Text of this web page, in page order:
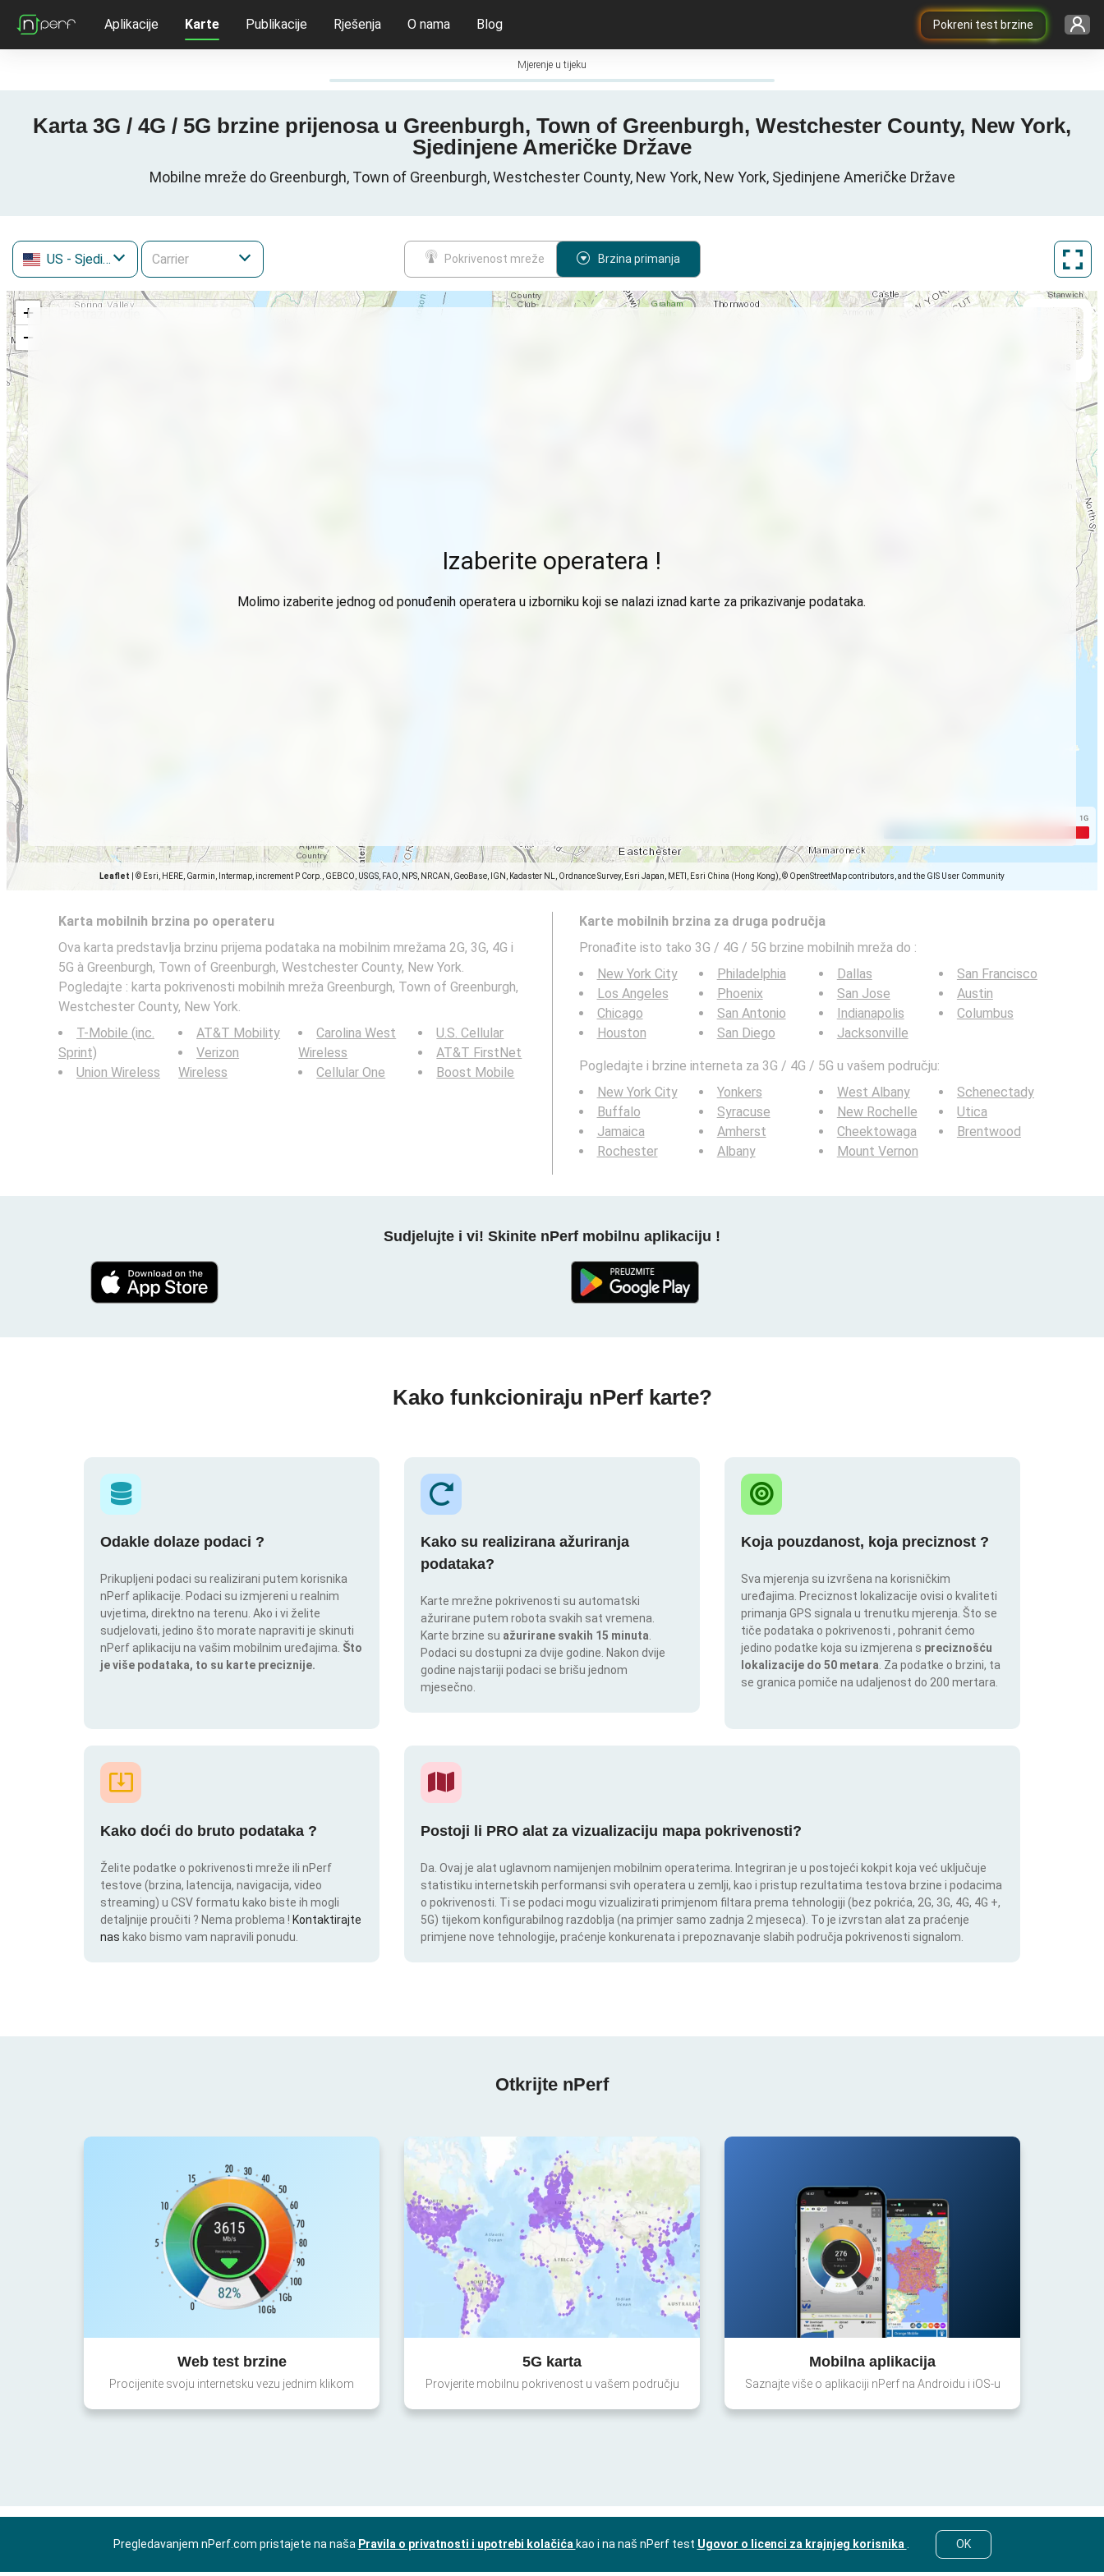
Pokreni test brzine
Aplikacije Karte Publikacije Rješenja O nama Blog
Mjerenje u tijeku
Karta 3G / 4G / 5G brzine prijenosa u Greenburgh, Town of Greenburgh, Westchester County, New York,
Sjedinjene Američke Države
Mobilne mreže do Greenburgh, Town of Greenburgh, Westchester County, New York, New York, Sjedinjene Američke Države
US - Sjedinjene Američke Države Pokrivenost mreže Brzina primanja
+
−
Leaflet © Esri, HERE, Garmin, Intermap, increment P Corp., GEBCO, USGS, FAO, NPS, NRCAN, GeoBase, IGN, Kadaster NL, Ordnance Survey, Esri Japan, METI, Esri China (Hong Kong), © OpenStreetMap contributors, and the GIS User Community
Izaberite operatera !
Molimo izaberite jednog od ponuđenih operatera u izborniku koji se nalazi iznad karte za prikazivanje podataka.
Karta mobilnih brzina po operateru
Ova karta predstavlja brzinu prijema podataka na mobilnim mrežama 2G, 3G, 4G i
5G à Greenburgh, Town of Greenburgh, Westchester County, New York.
Pogledajte : karta pokrivenosti mobilnih mreža Greenburgh, Town of Greenburgh,
Westchester County, New York.
T-Mobile (inc.
Sprint)
Union Wireless
AT&T Mobility
Verizon
Wireless
Carolina West
Wireless
Cellular One
U.S. Cellular
AT&T FirstNet
Boost Mobile
Karte mobilnih brzina za druga područja
Pronađite isto tako 3G / 4G / 5G brzine mobilnih mreža do :
New York City
Los Angeles
Chicago
Houston
Philadelphia
Phoenix
San Antonio
San Diego
Dallas
San Jose
Indianapolis
Jacksonville
San Francisco
Austin
Columbus
Pogledajte i brzine interneta za 3G / 4G / 5G u vašem području:
New York City
Buffalo
Jamaica
Rochester
Yonkers
Syracuse
Amherst
Albany
West Albany
New Rochelle
Cheektowaga
Mount Vernon
Schenectady
Utica
Brentwood
Sudjelujte i vi! Skinite nPerf mobilnu aplikaciju !
Kako funkcioniraju nPerf karte?
Odakle dolaze podaci ?
Prikupljeni podaci su realizirani putem korisnika
nPerf aplikacije. Podaci su izmjereni u realnim
uvjetima, direktno na terenu. Ako i vi želite
sudjelovati, jedino što morate napraviti je skinuti
nPerf aplikaciju na vašim mobilnim uređajima. Što
je više podataka, to su karte preciznije.
Kako su realizirana ažuriranja
podataka?
Karte mrežne pokrivenosti su automatski
ažurirane putem robota svakih sat vremena.
Karte brzine su ažurirane svakih 15 minuta
Podaci su dostupni za dvije godine. Nakon dvije
godine najstariji podaci se brišu jednom
mjesečno.
Koja pouzdanost, koja preciznost ?
Sva mjerenja su izvršena na korisničkim
uređajima. Preciznost lokalizacije ovisi o kvaliteti
primanja GPS signala u trenutku mjerenja. Što se
tiče podataka o pokrivenosti , pohranit ćemo
jedino podatke koja su izmjerena s preciznošću
lokalizacije do 50 metara . Za podatke o brzini, ta
se granica pomiče na udaljenost do 200 mertara.
Kako doći do bruto podataka ?
Želite podatke o pokrivenosti mreže ili nPerf
testove (brzina, latencija, navigacija, video
streaming) u CSV formatu kako biste ih mogli
detaljnije proučiti ? Nema problema ! Kontaktirajte
nas kako bismo vam napravili ponudu.
Postoji li PRO alat za vizualizaciju mapa pokrivenosti?
Da. Ovaj je alat uglavnom namijenjen mobilnim operaterima. Integriran je u postojeći kokpit koja već uključuje
statistiku internetskih performansi svih operatera u zemlji, kao i pristup rezultatima testova brzine i podacima
o pokrivenosti. Ti se podaci mogu vizualizirati primjenom filtara prema tehnologiji (bez pokrića, 2G, 3G, 4G, 4G +,
5G) tijekom konfigurabilnog razdoblja (na primjer samo zadnja 2 mjeseca). To je izvrstan alat za praćenje
primjene nove tehnologije, praćenje konkurenata i prepoznavanje slabih područja pokrivenosti signalom.
Otkrijte nPerf
Web test brzine
Procijenite svoju internetsku vezu jednim klikom
5G karta
Provjerite mobilnu pokrivenost u vašem području
Mobilna aplikacija
Saznajte više o aplikaciji nPerf na Androidu i iOS-u
Pregledavanjem nPerf.com pristajete na naša Pravila o privatnosti i upotrebi kolačića kao i na naš nPerf test Ugovor o licenci za krajnjeg korisnika OK